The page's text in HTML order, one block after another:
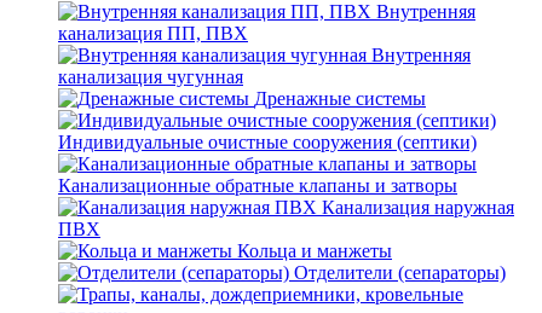
Внутренняя
канализация ПП, ПВХ
Внутренняя
канализация чугунная
Дренажные системы
Индивидуальные очистные сооружения (септики)
Канализационные обратные клапаны и затворы
Канализация наружная
ПВХ
Кольца и манжеты
Отделители (сепараторы)